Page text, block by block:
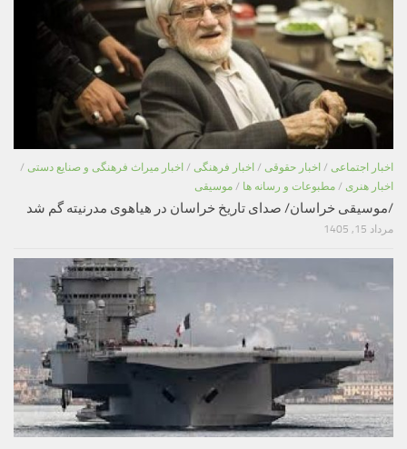
اخبار اجتماعی / اخبار حقوقی / اخبار فرهنگی / اخبار میراث فرهنگی و صنایع دستی /
اخبار هنری / مطبوعات و رسانه ها / موسیقی
/موسیقی خراسان/ صدای تاریخ خراسان در هیاهوی مدرنیته گم شد
مرداد 15, 1405